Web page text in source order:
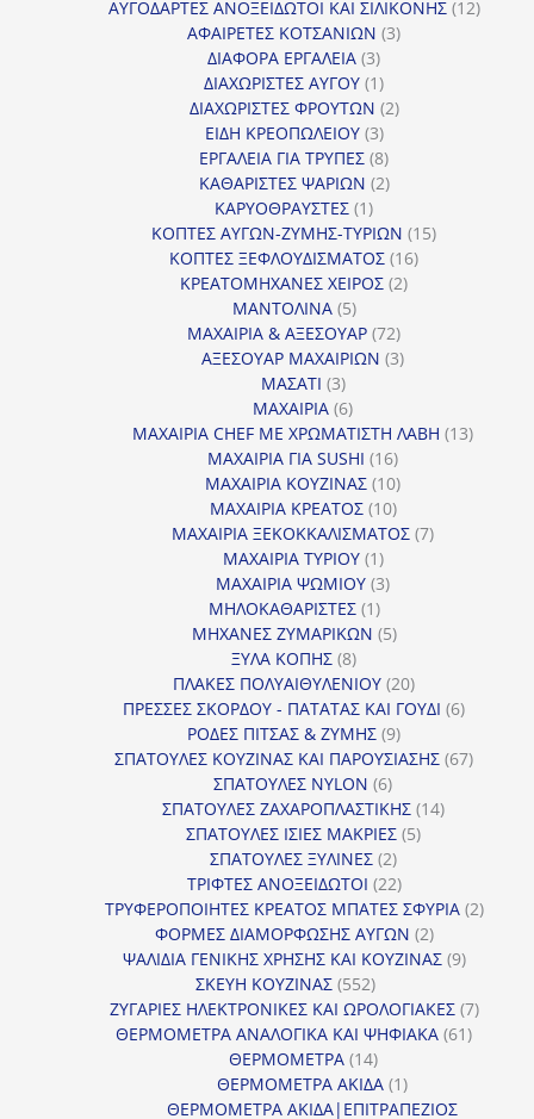
προϊόντα
ΑΥΓΟΔΑΡΤΕΣ ΑΝΟΞΕΙΔΩΤΟΙ ΚΑΙ ΣΙΛΙΚΟΝΗΣ 1212
ΑΦΑΙΡΕΤΕΣ ΚΟΤΣΑΝΙΩΝ 33
ΔΙΑΦΟΡΑ ΕΡΓΑΛΕΙΑ 33
προϊόντα
ΔΙΑΧΩΡΙΣΤΕΣ ΑΥΓΟΥ 11
προϊόν
ΔΙΑΧΩΡΙΣΤΕΣ ΦΡΟΥΤΩΝ 22
ΕΙΔΗ ΚΡΕΟΠΩΛΕΙΟΥ 33
προϊόντα
ΕΡΓΑΛΕΙΑ ΓΙΑ ΤΡΥΠΕΣ 88
προϊόντα
ΚΑΘΑΡΙΣΤΕΣ ΨΑΡΙΩΝ 22
ΚΑΡΥΟΘΡΑΥΣΤΕΣ 11
προϊόν
ΚΟΠΤΕΣ ΑΥΓΩΝ-ΖΥΜΗΣ-ΤΥΡΙΩΝ 1515
ΚΟΠΤΕΣ ΞΕΦΛΟΥΔΙΣΜΑΤΟΣ 1616
ΚΡΕΑΤΟΜΗΧΑΝΕΣ ΧΕΙΡΟΣ 22
ΜΑΝΤΟΛΙΝΑ 55
προϊόντα
ΜΑΧΑΙΡΙΑ & ΑΞΕΣΟΥΑΡ 7272
προϊόντα
ΑΞΕΣΟΥΑΡ ΜΑΧΑΙΡΙΩΝ 33
ΜΑΣΑΤΙ 33
προϊόντα
ΜΑΧΑΙΡΙΑ 66
προϊόντα
ΜΑΧΑΙΡΙΑ CHEF ΜΕ ΧΡΩΜΑΤΙΣΤΗ ΛΑΒΗ 1313
ΜΑΧΑΙΡΙΑ ΓΙΑ SUSHI 1616
προϊόντα
ΜΑΧΑΙΡΙΑ ΚΟΥΖΙΝΑΣ 1010
προϊόντα
ΜΑΧΑΙΡΙΑ ΚΡΕΑΤΟΣ 1010
προϊόντα
ΜΑΧΑΙΡΙΑ ΞΕΚΟΚΚΑΛΙΣΜΑΤΟΣ 77
ΜΑΧΑΙΡΙΑ ΤΥΡΙΟΥ 11
προϊόν
ΜΑΧΑΙΡΙΑ ΨΩΜΙΟΥ 33
ΜΗΛΟΚΑΘΑΡΙΣΤΕΣ 11
προϊόν
ΜΗΧΑΝΕΣ ΖΥΜΑΡΙΚΩΝ 55
ΞΥΛΑ ΚΟΠΗΣ 88
προϊόντα
ΠΛΑΚΕΣ ΠΟΛΥΑΙΘΥΛΕΝΙΟΥ 2020
προϊόντα
ΠΡΕΣΣΕΣ ΣΚΟΡΔΟΥ - ΠΑΤΑΤΑΣ ΚΑΙ ΓΟΥΔΙ 66
ΡΟΔΕΣ ΠΙΤΣΑΣ & ΖΥΜΗΣ 99
προϊόντα
ΣΠΑΤΟΥΛΕΣ ΚΟΥΖΙΝΑΣ ΚΑΙ ΠΑΡΟΥΣΙΑΣΗΣ 6767
ΣΠΑΤΟΥΛΕΣ NYLON 66
προϊόντα
ΣΠΑΤΟΥΛΕΣ ΖΑΧΑΡΟΠΛΑΣΤΙΚΗΣ 1414
ΣΠΑΤΟΥΛΕΣ ΙΣΙΕΣ ΜΑΚΡΙΕΣ 55
ΣΠΑΤΟΥΛΕΣ ΞΥΛΙΝΕΣ 22
προϊόντα
ΤΡΙΦΤΕΣ ΑΝΟΞΕΙΔΩΤΟΙ 2222
προϊόντα
ΤΡΥΦΕΡΟΠΟΙΗΤΕΣ ΚΡΕΑΤΟΣ ΜΠΑΤΕΣ ΣΦΥΡΙΑ 22
ΦΟΡΜΕΣ ΔΙΑΜΟΡΦΩΣΗΣ ΑΥΓΩΝ 22
προϊόντα
ΨΑΛΙΔΙΑ ΓΕΝΙΚΗΣ ΧΡΗΣΗΣ ΚΑΙ ΚΟΥΖΙΝΑΣ 99
ΣΚΕΥΗ ΚΟΥΖΙΝΑΣ 552552
προϊόντα
ΖΥΓΑΡΙΕΣ ΗΛΕΚΤΡΟΝΙΚΕΣ ΚΑΙ ΩΡΟΛΟΓΙΑΚΕΣ 77
ΘΕΡΜΟΜΕΤΡΑ ΑΝΑΛΟΓΙΚΑ ΚΑΙ ΨΗΦΙΑΚΑ 6161
ΘΕΡΜΟΜΕΤΡΑ 1414
προϊόντα
ΘΕΡΜΟΜΕΤΡΑ ΑΚΙΔΑ 11
προϊόν
ΘΕΡΜΟΜΕΤΡΑ ΑΚΙΔΑ|ΕΠΙΤΡΑΠΕΖΙΟΣ